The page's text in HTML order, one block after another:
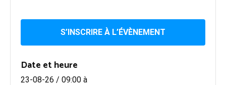
S’INSCRIRE À L’ÉVÈNEMENT
Date et heure
23-08-26 / 09:00 à